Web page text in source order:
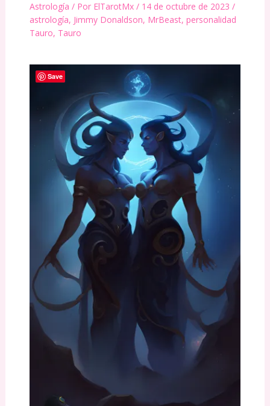
Astrología / Por ElTarotMx / 14 de octubre de 2023 /
astrología, Jimmy Donaldson, MrBeast, personalidad
Tauro, Tauro
Save